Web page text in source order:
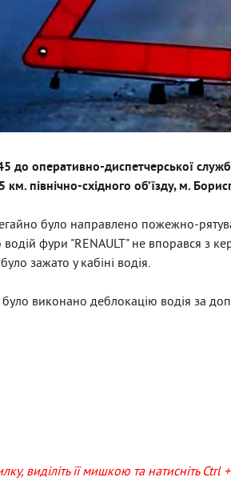
до оперативно-диспетчерської
км. північно-східного об’їзду, м.
було направлено пожежно-
фури "RENAULT" не впорався з
зажато у кабіні водія.
було виконано деблокацію водія за
виділіть її мишкою та натисніть Ctrl